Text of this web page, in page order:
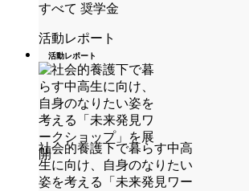
すべて 奨学金
活動レポート
活動レポート
社会的養護下で暮らす中高
生に向け、自身のなりたい
姿を考える「未来発見ワー